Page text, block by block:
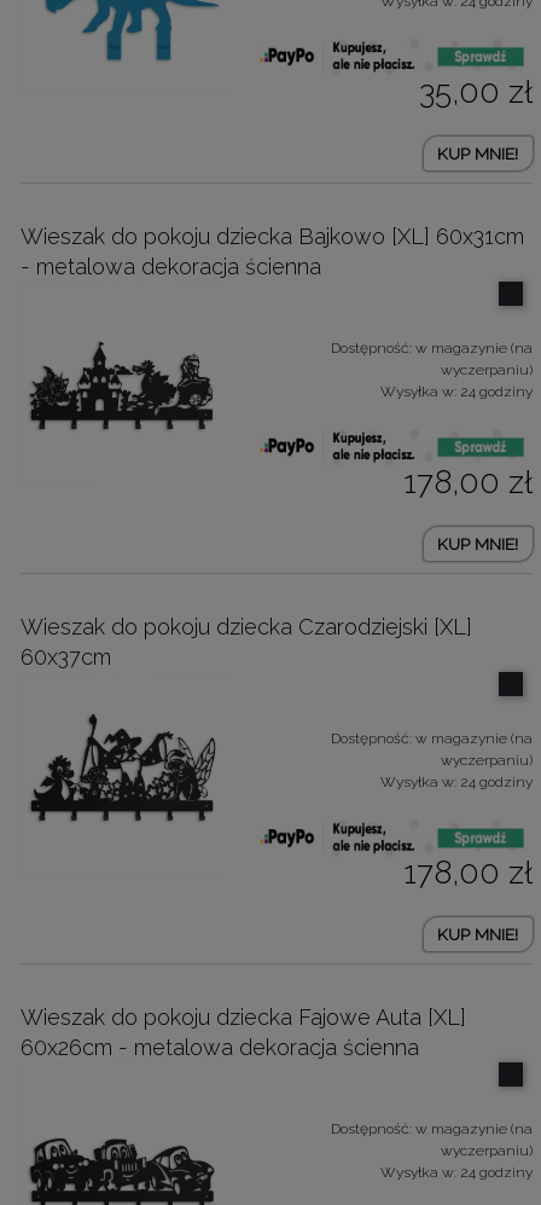
35,00 zł
KUP MNIE!
Wieszak do pokoju dziecka Bajkowo [XL] 60x31cm
- metalowa dekoracja ścienna
Dostępność: w magazynie (na
wyczerpaniu)
Wysyłka w: 24 godziny
178,00 zł
KUP MNIE!
Wieszak do pokoju dziecka Czarodziejski [XL]
60x37cm
Dostępność: w magazynie (na
wyczerpaniu)
Wysyłka w: 24 godziny
178,00 zł
KUP MNIE!
Wieszak do pokoju dziecka Fajowe Auta [XL]
60x26cm - metalowa dekoracja ścienna
Dostępność: w magazynie (na
wyczerpaniu)
Wysyłka w: 24 godziny